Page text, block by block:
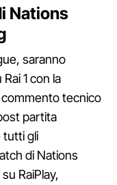
Nations
saranno
1 con la
commento tecnico
partita
tutti gli
di Nations
RaiPlay,